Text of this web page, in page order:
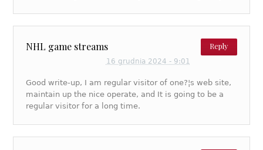
NHL game streams Reply
16 grudnia 2024 - 9:01
Good write-up, I am regular visitor of one?¦s web site,
maintain up the nice operate, and It is going to be a
regular visitor for a long time.